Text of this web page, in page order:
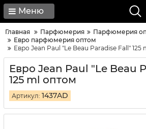
Меню
Главная Парфюмерия
Парфюмерия
Евро парфюмерия оптом
Евро Jean Paul "Le Beau Paradise Fall" 125
Евро Jean Paul "Le Beau
125 ml оптом
Артикул: 1437AD